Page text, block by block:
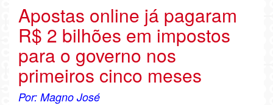
Apostas online já pagaram
R$ 2 bilhões em impostos
para o governo nos
primeiros cinco meses
Por: Magno José